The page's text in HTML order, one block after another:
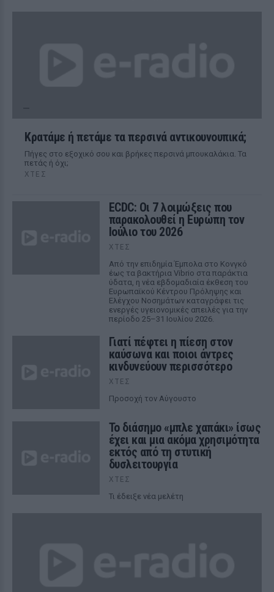
Κρατάμε ή πετάμε τα περσινά αντικουνουπικά;
Πήγες στο εξοχικό σου και βρήκες περσινά μπουκαλάκια. Τα
πετάς ή όχι;
ΧΤΕΣ
ECDC: Οι 7 λοιμώξεις που
παρακολουθεί η Ευρώπη τον
Ιούλιο του 2026
ΧΤΕΣ
Από την επιδημία Έμπολα στο Κονγκό
έως τα βακτήρια Vibrio στα παράκτια
ύδατα, η νέα εβδομαδιαία έκθεση του
Ευρωπαϊκού Κέντρου Πρόληψης και
Ελέγχου Νοσημάτων καταγράφει τις
ενεργές υγειονομικές απειλές για την
περίοδο 25–31 Ιουλίου 2026.
Γιατί πέφτει η πίεση στον
καύσωνα και ποιοι άντρες
κινδυνεύουν περισσότερο
ΧΤΕΣ
Προσοχή τον Αύγουστο
Το διάσημο «μπλε χαπάκι» ίσως
έχει και μια ακόμα χρησιμότητα
εκτός από τη στυτική
δυσλειτουργία
ΧΤΕΣ
Τι έδειξε νέα μελέτη